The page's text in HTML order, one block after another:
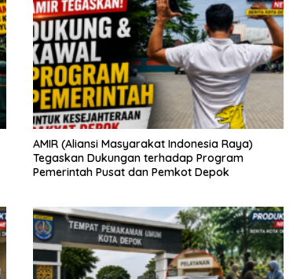
AMIR (Aliansi Masyarakat Indonesia Raya)
Tegaskan Dukungan terhadap Program
Pemerintah Pusat dan Pemkot Depok